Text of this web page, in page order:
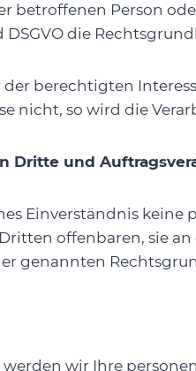
betroffenen Person
DSGVO die
berechtigten
nicht, so wird die
Dritte und
Einverständnis
offenbaren, sie
genannten
wir Ihre